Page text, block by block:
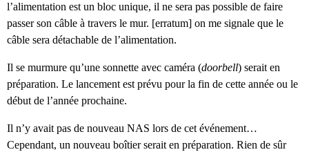
l’alimentation est un bloc unique, il ne sera pas possible de faire
passer son câble à travers le mur. [erratum] on me signale que le
câble sera détachable de l’alimentation.
Il se murmure qu’une sonnette avec caméra (doorbell) serait en
préparation. Le lancement est prévu pour la fin de cette année ou le
début de l’année prochaine.
Il n’y avait pas de nouveau NAS lors de cet événement…
Cependant, un nouveau boîtier serait en préparation. Rien de sûr